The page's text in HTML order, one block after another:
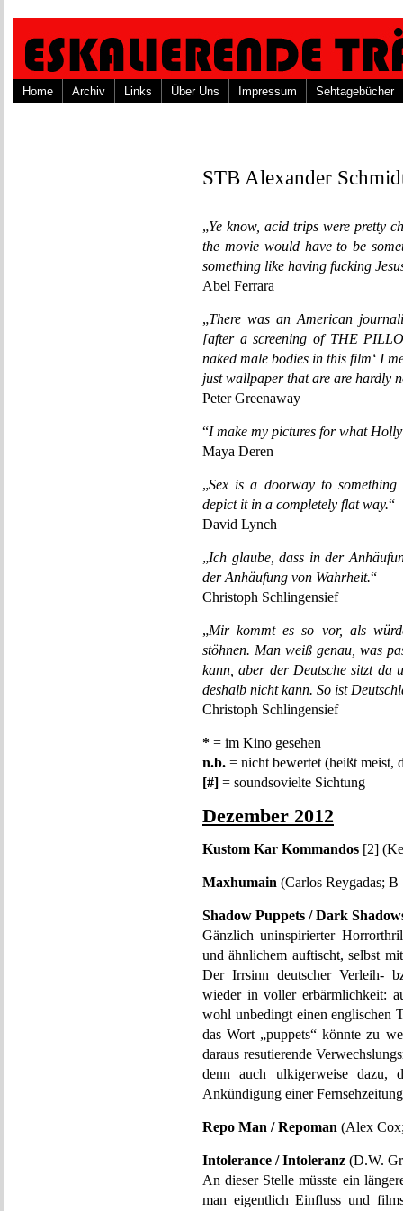
Home Archiv Links Über Uns Impressum Sehtagebücher
STB Alexander
„Ye know, acid trips were pretty
the movie would have to be
something like having fucking
Abel Ferrara
„There was an American
[after a screening of THE
naked male bodies in this film‘ I
just wallpaper that are are hardly
Peter Greenaway
“I make my pictures for what
Maya Deren
„Sex is a doorway to
depict it in a completely flat way.“
David Lynch
„Ich glaube, dass in der
der Anhäufung von Wahrheit.“
Christoph Schlingensief
„Mir kommt es so vor, als
stöhnen. Man weiß genau, was
kann, aber der Deutsche sitzt da
deshalb nicht kann. So ist
Christoph Schlingensief
* = im Kino gesehen
n.b. = nicht bewertet (heißt meist,
[#] = soundsovielte Sichtung
Dezember 2012
Kustom Kar Kommandos [2]
Maxhumain (Carlos Reygadas;
Shadow Puppets / Dark
Gänzlich uninspirierter
und ähnlichem auftischt, selbst
Der Irrsinn deutscher Verleih-
wieder in voller erbärmlichkeit:
wohl unbedingt einen englischen
das Wort „puppets“ könnte zu
daraus resutierende
denn auch ulkigerweise dazu,
Ankündigung einer
Repo Man / Repoman (Alex
Intolerance / Intoleranz (D.W.
An dieser Stelle müsste ein
man eigentlich Einfluss und